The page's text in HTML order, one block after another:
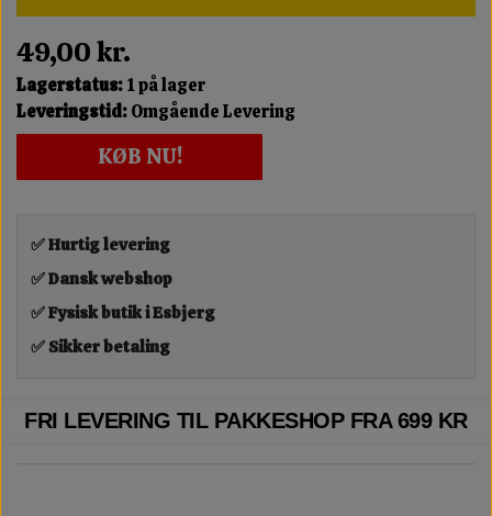
49,00 kr.
Lagerstatus:1 på lager
Leveringstid:Omgående Levering
KØB NU!
✅ Hurtig levering
✅ Dansk webshop
✅ Fysisk butik i Esbjerg
✅ Sikker betaling
FRI LEVERING TIL PAKKESHOP FRA 699 KR